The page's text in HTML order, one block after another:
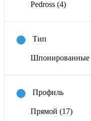
Pedross (4)
Тип
Шпонированные
Профиль
Прямой (17)